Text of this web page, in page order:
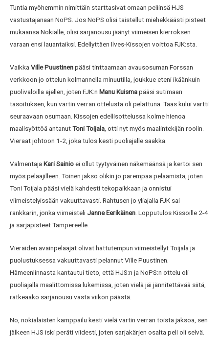
Tuntia myöhemmin nimittäin starttasivat omaan peliinsä HJS
vastustajanaan NoPS. Jos NoPS olisi taistellut miehekkäästi pisteet
mukaansa Nokialle, olisi sarjanousu jäänyt viimeisen kierroksen
varaan ensi lauantaiksi. Edellyttäen Ilves-Kissojen voittoa FJK:sta.
VaikkaVille Puustinenpääsi tinttaamaan avausosuman Forssan
verkkoon jo ottelun kolmannella minuutilla, joukkue eteni ikäänkuin
puolivaloilla ajellen, joten FJK:n Manu Kuismapääsi sutimaan
tasoituksen, kun vartin verran ottelusta oli pelattuna. Taas kului vartti
seuraavaan osumaan. Kissojen edellisottelussa kolme hienoa
maalisyöttöä antanutToni Toijala, otti nyt myös maalintekijän roolin.
Vieraat johtoon 1-2, joka tulos kesti puoliajalle saakka.
Valmentaja Kari Sainioei ollut tyytyväinen näkemäänsä ja kertoi sen
myös pelaajilleen. Toinen jakso olikin jo parempaa pelaamista, joten
Toni Toijala pääsi vielä kahdesti tekopaikkaan ja onnistui
viimeistelyissään vakuuttavasti. Rahtusen jo yliajalla FJK sai
rankkarin, jonka viimeisteliJanneEerikäinen . Lopputulos Kissoille 2-4
ja sarjapisteet Tampereelle.
Vieraiden avainpelaajat olivat hattutempun viimeistellyt Toijala ja
puolustuksessa vakuuttavasti pelannut Ville Puustinen.
Hämeenlinnasta kantautui tieto, että HJS:n ja NoPS:n ottelu oli
puoliajalla maalittomissa lukemissa, joten vielä jäi jännitettävää siitä,
ratkeaako sarjanousu vasta viikon päästä.
No, nokialaisten kamppailu kesti vielä vartin verran toista jaksoa, sen
jälkeen HJS iski peräti viidesti, joten sarjakärjen osalta peli oli selvä.